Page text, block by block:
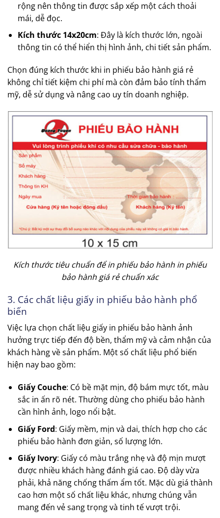
rộng nên thông tin được sắp xếp một cách thoải
mái, dễ đọc.
Kích thước 14x20cm: Đây là kích thước lớn, ngoài
thông tin có thể hiển thị hình ảnh, chi tiết sản phẩm.
Chọn đúng kích thước khi in phiếu bảo hành giá rẻ
không chỉ tiết kiệm chi phí mà còn đảm bảo tính thẩm
mỹ, dễ sử dụng và nâng cao uy tín doanh nghiệp.
Kích thước tiêu chuẩn để in phiếu bảo hành in phiếu
bảo hành giá rẻ chuẩn xác
3. Các chất liệu giấy in phiếu bảo hành phổ
biến
Việc lựa chọn chất liệu giấy in phiếu bảo hành ảnh
hưởng trực tiếp đến độ bền, thẩm mỹ và cảm nhận của
khách hàng về sản phẩm. Một số chất liệu phổ biến
hiện nay bao gồm:
Giấy Couche: Có bề mặt mịn, độ bám mực tốt, màu
sắc in ấn rõ nét. Thường dùng cho phiếu bảo hành
cần hình ảnh, logo nổi bật.
Giấy Ford: Giấy mềm, mịn và dai, thích hợp cho các
phiếu bảo hành đơn giản, số lượng lớn.
Giấy Ivory: Giấy có màu trắng nhẹ và độ mịn mượt
được nhiều khách hàng đánh giá cao. Độ dày vừa
phải, khả năng chống thấm ẩm tốt. Mặc dù giá thành
cao hơn một số chất liệu khác, nhưng chúng vẫn
mang đến vẻ sang trọng và tinh tế vượt trội.